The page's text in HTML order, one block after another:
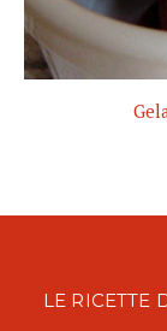
LE RICETTE